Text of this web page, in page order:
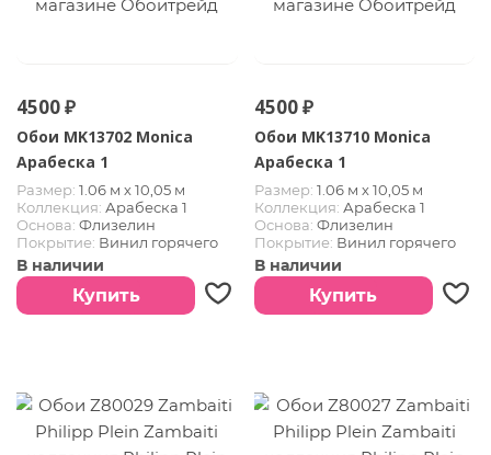
4500 ₽
Обои MK13702 Monica
Арабеска 1
Размер: 1.06 м х 10,05 м
Коллекция: Арабеска 1
Основа: Флизелин
Покрытие: Винил горячего
тиснения
В наличии
Купить
4500 ₽
Обои MK13710 Monica
Арабеска 1
Размер: 1.06 м х 10,05 м
Коллекция: Арабеска 1
Основа: Флизелин
Покрытие: Винил горячего
тиснения
В наличии
Купить